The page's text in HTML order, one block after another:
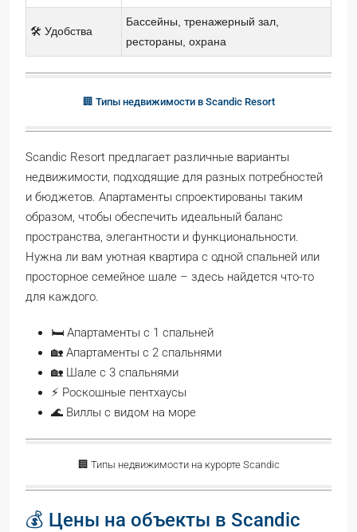
🛠 Удобства
Бассейны, тренажерный зал,
рестораны, охрана
🏢 Типы недвижимости в Scandic Resort
Scandic Resort предлагает различные варианты
недвижимости, подходящие для разных потребностей
и бюджетов. Апартаменты спроектированы таким
образом, чтобы обеспечить идеальный баланс
пространства, элегантности и функциональности.
Нужна ли вам уютная квартира с одной спальней или
просторное семейное шале – здесь найдется что-то
для каждого.
🛏️ Апартаменты с 1 спальней
🏡 Апартаменты с 2 спальнями
🏡 Шале с 3 спальнями
⚡ Роскошные пентхаусы
🌊 Виллы с видом на море
🏢 Типы недвижимости на курорте Scandic
💰 Цены на объекты в Scandic